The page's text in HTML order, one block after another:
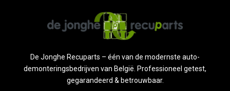
De Jonghe Recuparts – één van de modernste auto-
demonteringsbedrijven van België. Professioneel getest,
gegarandeerd & betrouwbaar.